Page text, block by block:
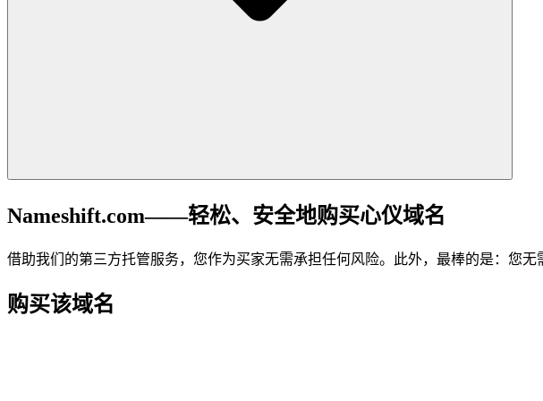
Nameshift.com——轻松、安全地购买心仪域名
借助我们的第三方托管服务，您作为买家无需承担任何风险。此外，最棒的是：您
购买该域名